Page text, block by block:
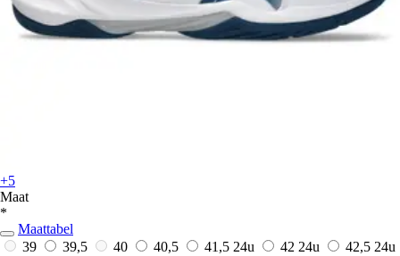
+5
Maat
*
Maattabel
39
39,5 40 40,5 41,5 24u 42 24u 42,5 24u